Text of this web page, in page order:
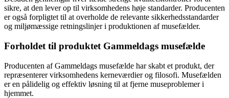
sikre, at den lever op til virksomhedens høje standarder. Producenten
er også forpligtet til at overholde de relevante sikkerhedsstandarder
og miljømæssige retningslinjer i produktionen af musefælder.
Forholdet til produktet Gammeldags musefælde
Producenten af Gammeldags musefælde har skabt et produkt, der
repræsenterer virksomhedens kerneværdier og filosofi. Musefælden
er en pålidelig og effektiv løsning til at fjerne museproblemer i
hjemmet.